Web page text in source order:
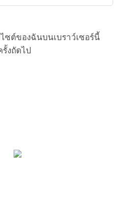
ซต์ของฉันบนเบราว์เซอร์นี้
งถัดไป